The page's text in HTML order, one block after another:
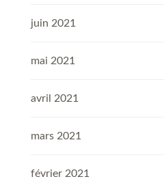
juin 2021
mai 2021
avril 2021
mars 2021
février 2021